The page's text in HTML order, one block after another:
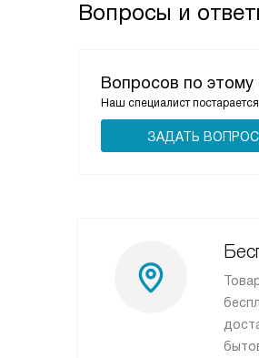
Вопросы и
Вопросов по
Наш специалист
ЗАДАТЬ ВОПРОС